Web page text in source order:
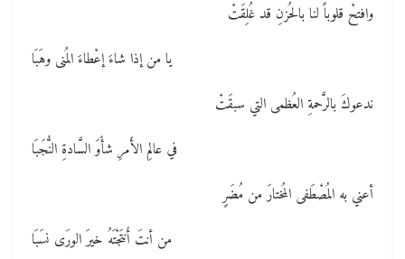
وافتحْ قلوباً لنا بالحُزنِ قد غُلِقَتْ
يا من إذا شاءَ إعْطاءَ المُنى وهَبَا
ندعوكَ بالرَّحمةِ العُظمى التي سبقَتْ
في عالمِ الأَمرِ شأْوَ السَّادةِ النُّجَبَا
أعني به المُصْطَفى المُختارَ من مُضَرٍ
من أنتَ أَنتَجْتَهُ خيرَ الورَى نسَبَا